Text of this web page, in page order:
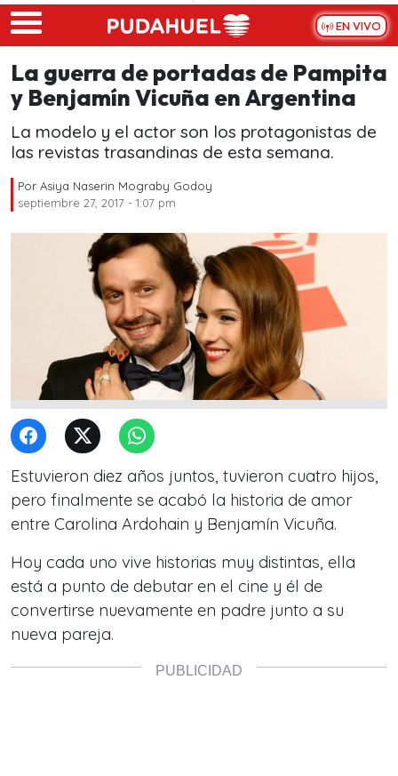
Skip to main content
EN VIVO
La guerra de portadas de Pampita
y Benjamín Vicuña en Argentina
La modelo y el actor son los protagonistas de
las revistas trasandinas de esta semana.
Por Asiya Naserin Mograby Godoy
septiembre 27, 2017 - 1:07 pm
Estuvieron diez años juntos, tuvieron cuatro hijos,
pero finalmente se acabó la historia de amor
entre Carolina Ardohain y Benjamín Vicuña.
Hoy cada uno vive historias muy distintas, ella
está a punto de debutar en el cine y él de
convertirse nuevamente en padre junto a su
nueva pareja.